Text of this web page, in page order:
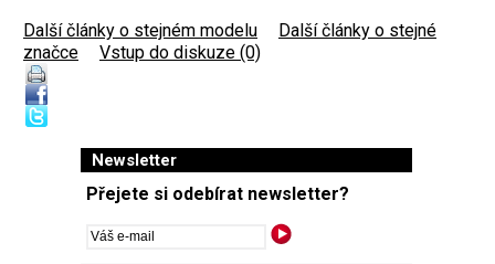
Další články o stejném modelu
Další články o stejné
značce
Vstup do diskuze (0)
Newsletter
Přejete si odebírat newsletter?